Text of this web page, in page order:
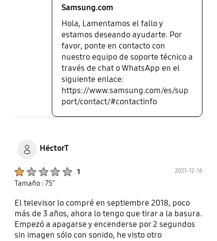
Samsung.com
Hola, Lamentamos el fallo y
estamos deseando ayudarte. Por
favor, ponte en contacto con
nuestro equipo de soporte técnico a
través de chat o WhatsApp en el
siguiente enlace:
https://www.samsung.com/es/sup
port/contact/#contactinfo
HéctorT
1 2021-12-16
Tamaño : 75"
El televisor lo compré en septiembre 2018, poco
más de 3 años, ahora lo tengo que tirar a la basura.
Empezó a apagarse y encenderse por 2 segundos
sin imagen sólo con sonido, he visto otro